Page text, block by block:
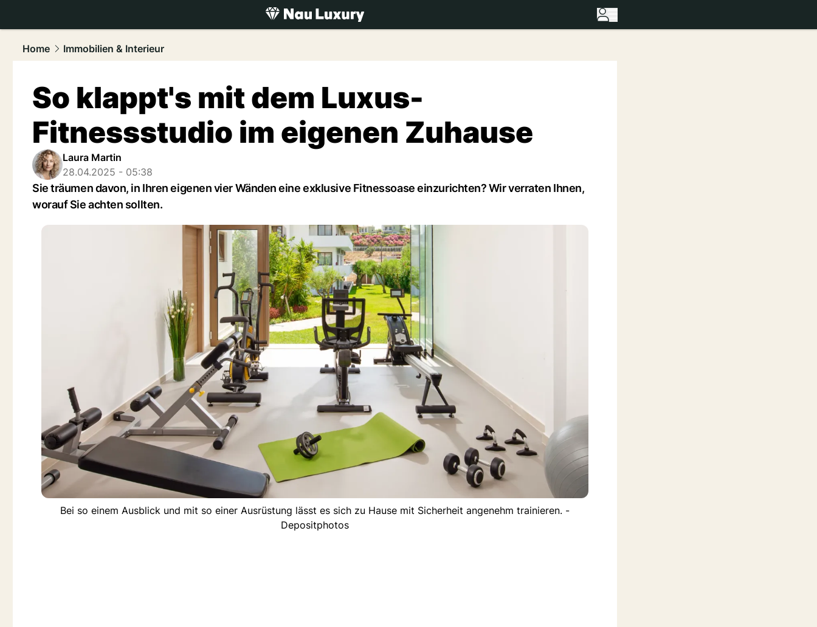
luxury.NAU.ch
Home
Immobilien & Interieur
So klappt's mit dem Luxus-
Fitnessstudio im eigenen Zuhause
Laura Martin
28.04.2025 - 05:38
Sie träumen davon, in Ihren eigenen vier Wänden eine exklusive Fitnessoase einzurichten? Wir verraten Ihnen,
worauf Sie achten sollten.
Bei so einem Ausblick und mit so einer Ausrüstung lässt es sich zu Hause mit Sicherheit angenehm trainieren. -
Depositphotos